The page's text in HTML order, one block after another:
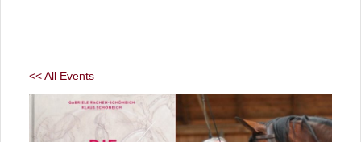
<< All Events